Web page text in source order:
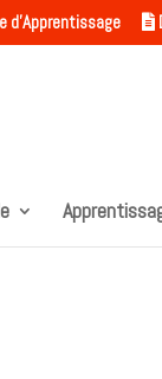
d’Apprentissage